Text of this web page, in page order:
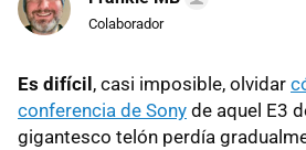
Colaborador
Es difícil, casi imposible, olvidar
conferencia de Sony de aquel E3
gigantesco telón perdía